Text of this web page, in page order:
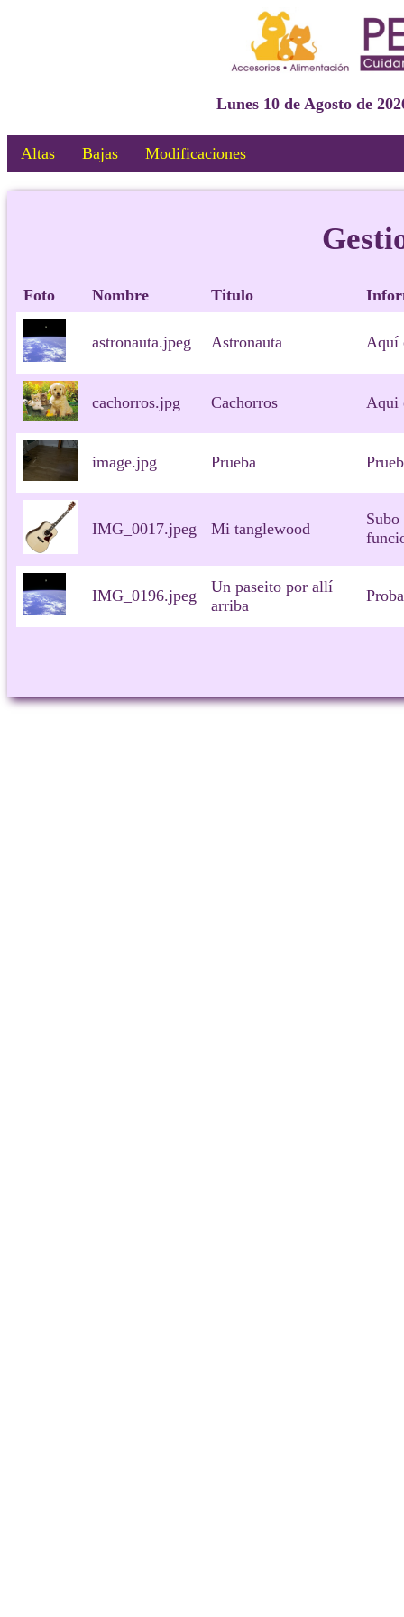
Lunes 10 de Agosto de
Altas Bajas Modificaciones
Foto Nombre Titulo
astronauta.jpeg Astronauta Aquí
cachorros.jpg Cachorros Aqui
image.jpg Prueba
IMG_0017.jpeg Mi tanglewood
IMG_0196.jpeg
Un paseito por allí
arriba